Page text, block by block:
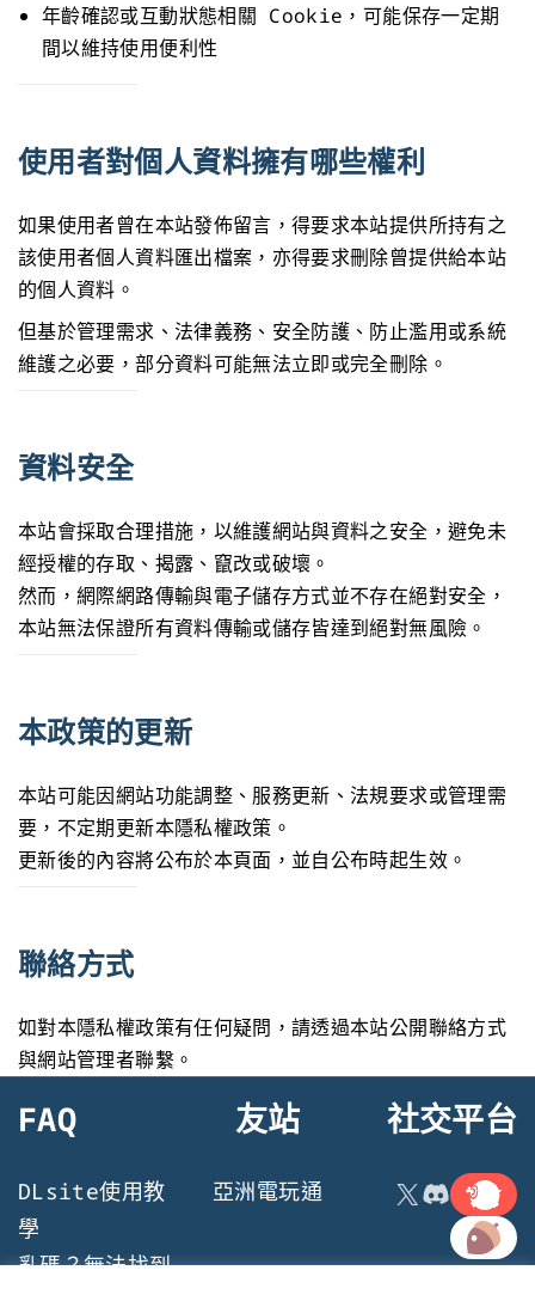
年齡確認或互動狀態相關 Cookie，可能保存一定期
間以維持使用便利性
使用者對個人資料擁有哪些權利
如果使用者曾在本站發佈留言，得要求本站提供所持有之
該使用者個人資料匯出檔案，亦得要求刪除曾提供給本站
的個人資料。
但基於管理需求、法律義務、安全防護、防止濫用或系統
維護之必要，部分資料可能無法立即或完全刪除。
資料安全
本站會採取合理措施，以維護網站與資料之安全，避免未
經授權的存取、揭露、竄改或破壞。
然而，網際網路傳輸與電子儲存方式並不存在絕對安全，
本站無法保證所有資料傳輸或儲存皆達到絕對無風險。
本政策的更新
本站可能因網站功能調整、服務更新、法規要求或管理需
要，不定期更新本隱私權政策。
更新後的內容將公布於本頁面，並自公布時起生效。
聯絡方式
如對本隱私權政策有任何疑問，請透過本站公開聯絡方式
與網站管理者聯繫。
FAQ
DLsite使用教
學
亂碼？無法找到
友站
亞洲電玩通
社交平台
X Discord
連結
連結